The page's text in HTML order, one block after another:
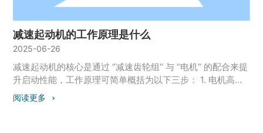
减速起动机的工作原理是什么
2025-06-26
减速起动机的核心是通过 “减速齿轮组” 与 “电机” 的配合来提
升启动性能，工作原理可简单概括为以下三步： 1. 电机高速
运转输出小扭矩 电机（如直流电动机）通电后高速旋转，产
生初始扭矩，但此时扭矩较小（类似小齿轮高速转动）。 2.
阅读更多